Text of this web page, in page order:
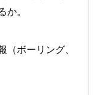
か。
（ボーリング、